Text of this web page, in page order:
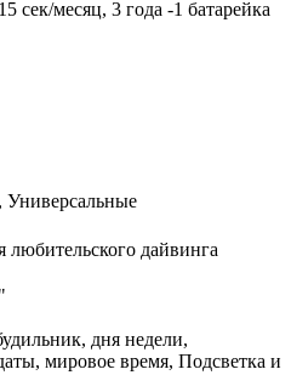
сек/месяц, 3 года -1 батарейка
дайвинга
дня недели,
мировое время, Подсветка и